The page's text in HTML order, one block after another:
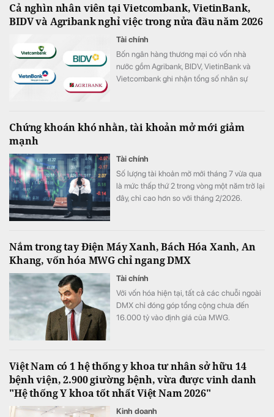
Cả nghìn nhân viên tại Vietcombank, VietinBank,
BIDV và Agribank nghỉ việc trong nửa đầu năm 2026
Tài chính
Bốn ngân hàng thương mại có vốn nhà
nước gồm Agribank, BIDV, VietinBank và
Vietcombank ghi nhận tổng số nhân sự
Chứng khoán khó nhằn, tài khoản mở mới giảm
mạnh
Tài chính
Số lượng tài khoản mở mới tháng 7 vừa qua
là mức thấp thứ 2 trong vòng một năm trở lại
đây, chỉ cao hơn so với tháng 2/2026.
Nắm trong tay Điện Máy Xanh, Bách Hóa Xanh, An
Khang, vốn hóa MWG chỉ ngang DMX
Tài chính
Với vốn hóa hiện tại, tất cả các chuỗi ngoài
DMX chỉ đóng góp tổng cộng chưa đến
16.000 tỷ vào định giá của MWG.
Việt Nam có 1 hệ thống y khoa tư nhân sở hữu 14
bệnh viện, 2.900 giường bệnh, vừa được vinh danh
"Hệ thống Y khoa tốt nhất Việt Nam 2026"
Kinh doanh